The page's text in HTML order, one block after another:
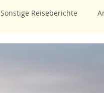
Sonstige Reiseberichte